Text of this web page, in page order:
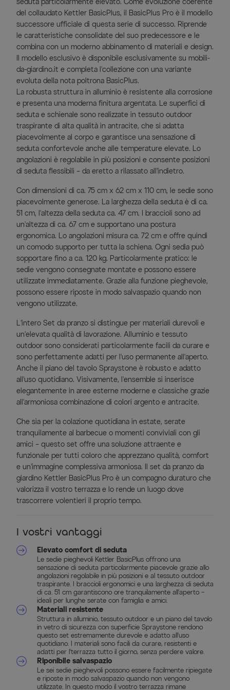
seduta particolarmente elevato. Come evoluzione coerente
del collaudato Kettler BasicPlus, il BasicPlus Pro è il modello
successore ufficiale di questa serie di successo. Riprende
le caratteristiche consolidate del suo predecessore e le
combina con un moderno abbinamento di materiali e design.
Il modello esclusivo è disponibile esclusivamente su mobili-
da-giardino.it e completa l'collezione con una variante
evoluta della nota poltrona BasicPlus.
La robusta struttura in alluminio è resistente alla corrosione
e presenta una moderna finitura argentata. Le superfici di
seduta e schienale sono realizzate in tessuto outdoor
traspirante di alta qualità in antracite, che si adatta
piacevolmente al corpo e garantisce una sensazione di
seduta confortevole anche alle temperature elevate. Lo
angolazioni è regolabile in più posizioni e consente posizioni
di seduta flessibili – da eretto a rilassato all'indietro.
Con dimensioni di ca. 75 cm x 62 cm x 110 cm, le sedie sono
piacevolmente generose. La larghezza della seduta è di ca.
51 cm, l'altezza della seduta ca. 47 cm. I braccioli sono ad
un'altezza di ca. 67 cm e supportano una postura
ergonomica. Lo angolazioni misura ca. 72 cm e offre quindi
un comodo supporto per tutta la schiena. Ogni sedia può
sopportare fino a ca. 120 kg. Particolarmente pratico: le
sedie vengono consegnate montate e possono essere
utilizzate immediatamente. Grazie alla funzione pieghevole,
possono essere riposte in modo salvaspazio quando non
vengono utilizzate.
L'intero Set da pranzo si distingue per materiali durevoli e
un'elevata qualità di lavorazione. Alluminio e tessuto
outdoor sono considerati particolarmente facili da curare e
sono perfettamente adatti per l'uso permanente all'aperto.
Anche il piano del tavolo Spraystone è robusto e adatto
all'uso quotidiano. Visivamente, l'ensemble si inserisce
elegantemente in aree esterne moderne e classiche grazie
all'armoniosa combinazione di colori argento e antracite.
Che sia per la colazione quotidiana in estate, serate
tranquilamente al barbecue o momenti conviviali con gli
amici – questo set offre una soluzione attraente e
funzionale per tutti coloro che apprezzano qualità, comfort
e un'immagine complessiva armoniosa. Il set da pranzo da
giardino Kettler BasicPlus Pro è un compagno duraturo che
valorizza il vostro terrazza e lo rende un luogo dove
trascorrere volentieri il proprio tempo.
I vostri vantaggi
Elevato comfort di seduta
Le sedie pieghevoli Kettler BasicPlus offrono una
sensazione di seduta particolarmente piacevole grazie allo
angolazioni regolabile in più posizioni e al tessuto outdoor
traspirante. I braccioli ergonomici e una larghezza di seduta
di ca. 51 cm garantiscono ore tranquilamente all'aperto –
ideali per lunghe serate con famiglia e amici.
Materiali resistente
Struttura in alluminio, tessuto outdoor e un piano del tavolo
in vetro di sicurezza con superficie Spraystone rendono
questo set estremamente durevole e adatto all'uso
quotidiano. I materiali sono facili da curare, resistenti e
adatti per l'terrazza tutto il giorno, senza perdere valore.
Riponibile salvaspazio
Le sei sedie pieghevoli possono essere facilmente ripiegate
e riposte in modo salvaspazio quando non vengono
utilizzate. In questo modo il vostro terrazza rimane